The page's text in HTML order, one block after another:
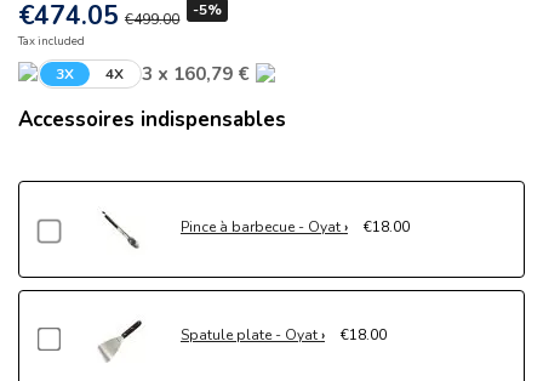
€474.05 €499.00 -5%
Tax included
3X 4X 3 x 160,79 €
Accessoires indispensables
Pince à barbecue - Oyat €18.00
Spatule plate - Oyat €18.00